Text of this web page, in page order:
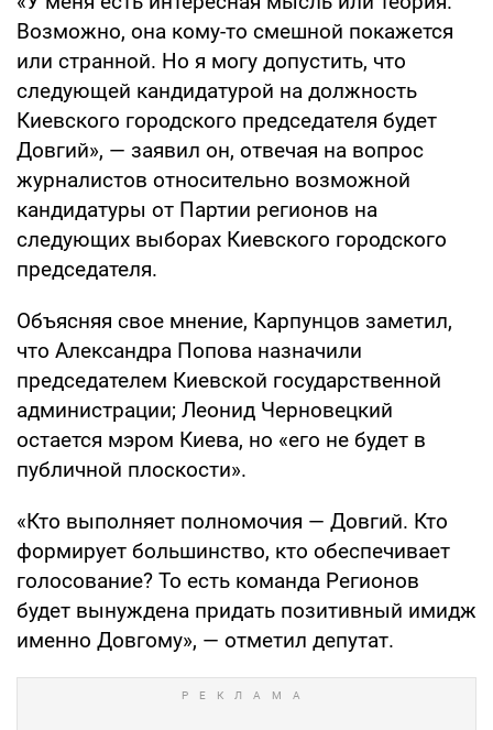
Возможно, она кому-то смешной покажется
или странной. Но я могу допустить, что
следующей кандидатурой на должность
Киевского городского председателя будет
Довгий», — заявил он, отвечая на вопрос
журналистов относительно возможной
кандидатуры от Партии регионов на
следующих выборах Киевского городского
председателя.
Объясняя свое мнение, Карпунцов заметил,
что Александра Попова назначили
председателем Киевской государственной
администрации; Леонид Черновецкий
остается мэром Киева, но «его не будет в
публичной плоскости».
«Кто выполняет полномочия — Довгий. Кто
формирует большинство, кто обеспечивает
голосование? То есть команда Регионов
будет вынуждена придать позитивный имидж
именно Довгому», — отметил депутат.